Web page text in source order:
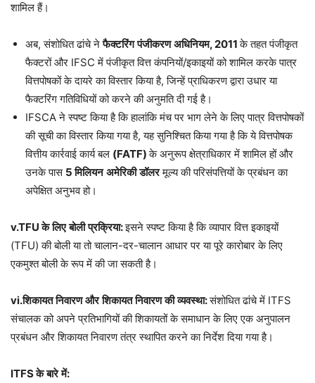
शामिल हैं।
अब, संशोधित ढांचे नेफैक्टरिंग पंजीकरण अधिनियम, 2011के तहत पंजीकृत
फैक्टरों और IFSC में पंजीकृत वित्त कंपनियों/इकाइयों को शामिल करके पात्र
वित्तपोषकों के दायरे का विस्तार किया है, जिन्हें प्राधिकरण द्वारा उधार या
फैक्टरिंग गतिविधियों को करने की अनुमति दी गई है।
IFSCA ने स्पष्ट किया है कि हालांकि मंच पर भाग लेने के लिए पात्र वित्तपोषकों
की सूची का विस्तार किया गया है, यह सुनिश्चित किया गया है कि ये वित्तपोषक
वित्तीय कार्रवाई कार्य बल (FATF)के अनुरूप क्षेत्राधिकार में शामिल हों और
उनके पास 5मिलियन अमेरिकी डॉलरमूल्य की परिसंपत्तियों के प्रबंधन का
अपेक्षित अनुभव हो।
v.TFUके लिए बोली प्रक्रिया:इसने स्पष्ट किया है कि व्यापार वित्त इकाइयों
(TFU) की बोली या तो चालान-दर-चालान आधार पर या पूरे कारोबार के लिए
एकमुश्त बोली के रूप में की जा सकती है।
vi.शिकायत निवारण और शिकायत निवारण की व्यवस्था:संशोधित ढांचे में ITFS
संचालक को अपने प्रतिभागियों की शिकायतों के समाधान के लिए एक अनुपालन
प्रबंधन और शिकायत निवारण तंत्र स्थापित करने का निर्देश दिया गया है।
ITFSके बारे में: